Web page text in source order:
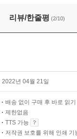
리뷰/한줄평 (2/10)
2022년 04월 21일
배송 없이 구매 후 바로 읽기
제한없음
TTS 가능
저작권 보호를 위해 인쇄 기